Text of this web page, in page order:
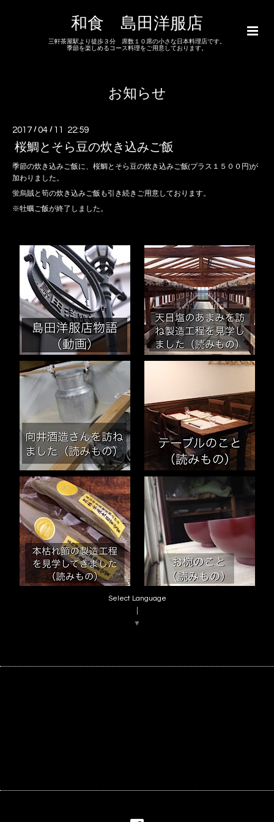
和食 島田洋服店
三軒茶屋駅より徒歩３分 席数１０席の小さな日本料理店です。
季節を楽しめるコース料理をご用意しております。
お知らせ
2017 /04 / 11 22:59
桜鯛とそら豆の炊き込みご飯
季節の炊き込みご飯に、桜鯛とそら豆の炊き込みご飯(プラス１５００円)が
加わりました。
蛍烏賊と筍の炊き込みご飯も引き続きご用意しております。
※牡蠣ご飯が終了しました。
Select Language
▼